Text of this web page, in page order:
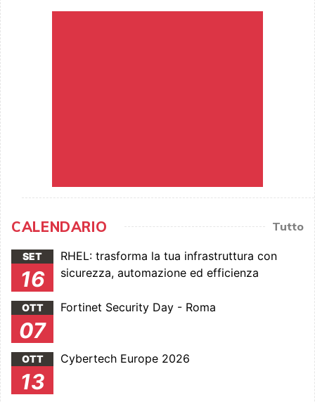
CALENDARIO Tutto
SET
16
RHEL: trasforma la tua infrastruttura con
sicurezza, automazione ed efficienza
OTT
07
Fortinet Security Day - Roma
OTT
13
Cybertech Europe 2026